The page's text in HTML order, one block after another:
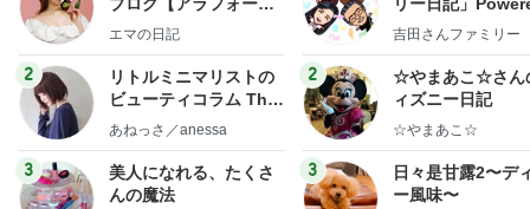
社売却セカンドライ
エマの日記
2
リトルミニマリストの
ビューティコラム The
little minimalist's bea
あねっさ／anessa
3
美人になれる、たくさ
んの魔法
y Ameba 吉田さ
ログ
吉田さんファミリー
2
☆やまあこ☆さん
ィズニー日記
☆やまあこ☆
3
日々是甘露2〜デ
ー風味〜